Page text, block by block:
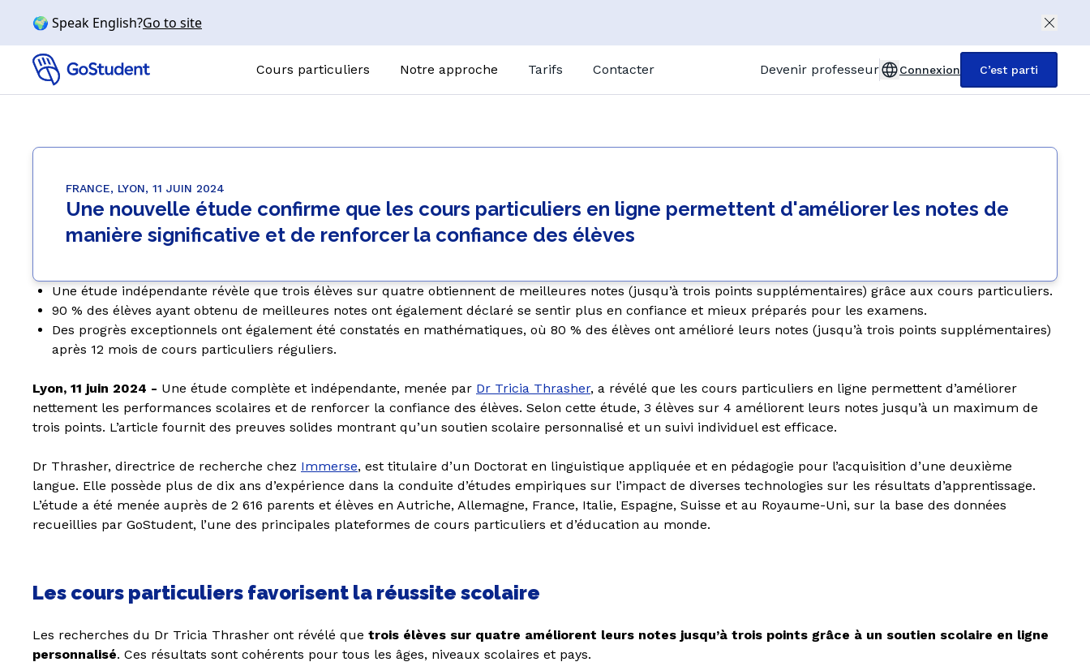
🌍 Speak English?Go to site
Cours particuliers
Chimie
Physique
Anglais
Italien
Espagnol
Voir toutes les matières
NIVEAUX
Collège
Primaire
Brevet
GoMigo, le professeur particulier de langues IA
Notre approche
Gostudent Learning
Magic Quizzes
Tarifs Contacter Devenir professeur
France (Français)
Türkiye (Türkçe)
Polska (Polski)
Ελλάδα (Ελληνικά)
Connexion C’est parti
FRANCE, LYON, 11 JUIN 2024
Une nouvelle étude confirme que les cours particuliers en ligne permettent d'améliorer les notes de
manière significative et de renforcer la confiance des élèves
Une étude indépendante révèle que trois élèves sur quatre obtiennent de meilleures notes (jusqu’à trois points supplémentaires) grâce aux cours particuliers.
90 % des élèves ayant obtenu de meilleures notes ont également déclaré se sentir plus en confiance et mieux préparés pour les examens.
Des progrès exceptionnels ont également été constatés en mathématiques, où 80 % des élèves ont amélioré leurs notes (jusqu’à trois points supplémentaires)
après 12 mois de cours particuliers réguliers.
Lyon, 11 juin 2024 - Une étude complète et indépendante, menée par Dr Tricia Thrasher, a révélé que les cours particuliers en ligne permettent d’améliorer
nettement les performances scolaires et de renforcer la confiance des élèves. Selon cette étude, 3 élèves sur 4 améliorent leurs notes jusqu’à un maximum de
trois points. L’article fournit des preuves solides montrant qu’un soutien scolaire personnalisé et un suivi individuel est efficace.
Dr Thrasher, directrice de recherche chez Immerse, est titulaire d’un Doctorat en linguistique appliquée et en pédagogie pour l’acquisition d’une deuxième
langue. Elle possède plus de dix ans d’expérience dans la conduite d’études empiriques sur l’impact de diverses technologies sur les résultats d’apprentissage.
L’étude a été menée auprès de 2 616 parents et élèves en Autriche, Allemagne, France, Italie, Espagne, Suisse et au Royaume-Uni, sur la base des données
recueillies par GoStudent, l’une des principales plateformes de cours particuliers et d’éducation au monde.
Les cours particuliers favorisent la réussite scolaire
Les recherches du Dr Tricia Thrasher ont révélé que trois élèves sur quatre améliorent leurs notes jusqu’à trois points grâce à un soutien scolaire en ligne
personnalisé. Ces résultats sont cohérents pour tous les âges, niveaux scolaires et pays.